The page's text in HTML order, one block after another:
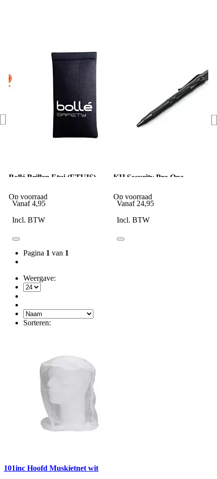
Bollé Brillen Etui (ETUIS)
Op voorraad
Vanaf 4,95
Incl. BTW
KH Security Pro One
Op voorraad
Vanaf 24,95
Incl. BTW
Pagina 1 van 1
Weergave:
Sorteren:
101inc Hoofd Muskietnet wit